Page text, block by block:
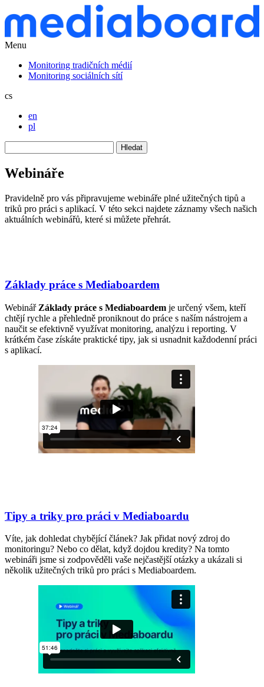
Menu
Monitoring tradičních médií
Monitoring sociálních sítí
cs
en
pl
Hledat
Webináře
Pravidelně pro vás připravujeme webináře plné užitečných tipů a
triků pro práci s aplikací. V této sekci najdete záznamy všech našich
aktuálních webinářů, které si můžete přehrát.
Základy práce s Mediaboardem
Webinář Základy práce s Mediaboardem je určený všem, kteří
chtějí rychle a přehledně proniknout do práce s naším nástrojem a
naučit se efektivně využívat monitoring, analýzu i reporting. V
krátkém čase získáte praktické tipy, jak si usnadnit každodenní práci
s aplikací.
Tipy a triky pro práci v Mediaboardu
Víte, jak dohledat chybějící článek? Jak přidat nový zdroj do
monitoringu? Nebo co dělat, když dojdou kredity? Na tomto
webináři jsme si zodpověděli vaše nejčastější otázky a ukázali si
několik užitečných triků pro práci s Mediaboardem.